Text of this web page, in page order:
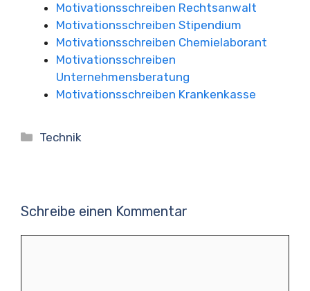
Motivationsschreiben Rechtsanwalt
Motivationsschreiben Stipendium
Motivationsschreiben Chemielaborant
Motivationsschreiben
Unternehmensberatung
Motivationsschreiben Krankenkasse
Kategorien
Technik
Schreibe einen Kommentar